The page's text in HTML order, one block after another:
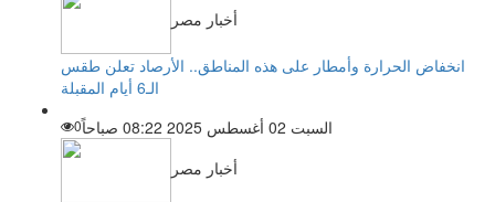
أخبار مصر
انخفاض الحرارة وأمطار على هذه المناطق.. الأرصاد تعلن طقس
الـ6 أيام المقبلة
السبت 02 أغسطس 2025 08:22 صباحاً
0
أخبار مصر